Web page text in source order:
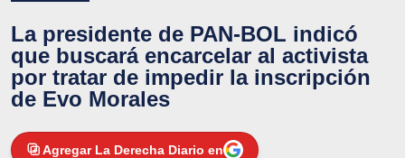
La presidente de PAN-BOL indicó
que buscará encarcelar al activista
por tratar de impedir la inscripción
de Evo Morales
Agregar La Derecha Diario en